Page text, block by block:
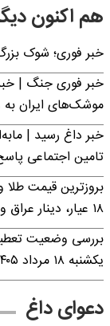
هم اکنون
خبر فوری؛‌ شوک
خبر فوری جنگ |
موشک‌های ایران به
خبر داغ رسید |
تامین اجتماعی
۱۸ عیار، دینار عراق و ارز دیجیتال چند؟
بررسی وضعیت
یکشنبه ۱۸ مرداد ۱۴۰۵
دعوای داغ